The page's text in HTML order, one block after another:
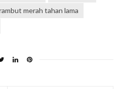
merah tahan lama